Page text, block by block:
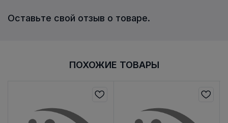
Оставьте свой отзыв о товаре.
ПОХОЖИЕ ТОВАРЫ